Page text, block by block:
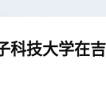
科技大学在